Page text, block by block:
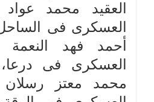
العقيد محمد
العسكرى فى
أحمد فهد
العسكرى فى
محمد معتز رسلان